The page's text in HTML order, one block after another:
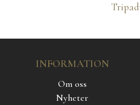
INFORMATION
Om oss
Nyheter